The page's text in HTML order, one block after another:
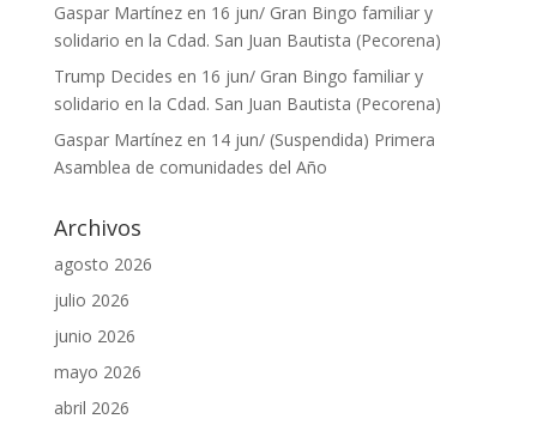
Gaspar Martínezen 16 jun/ Gran Bingo familiar y
solidario en la Cdad. San Juan Bautista (Pecorena)
Trump Decides en 16 jun/ Gran Bingo familiar y
solidario en la Cdad. San Juan Bautista (Pecorena)
Gaspar Martínezen 14 jun/ (Suspendida) Primera
Asamblea de comunidades del Año
Archivos
agosto 2026
julio 2026
junio 2026
mayo 2026
abril 2026